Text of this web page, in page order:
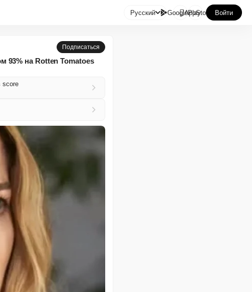
Русский GooglePlay
AppStore Войти
Подписаться
93% на Rotten Tomatoes
score